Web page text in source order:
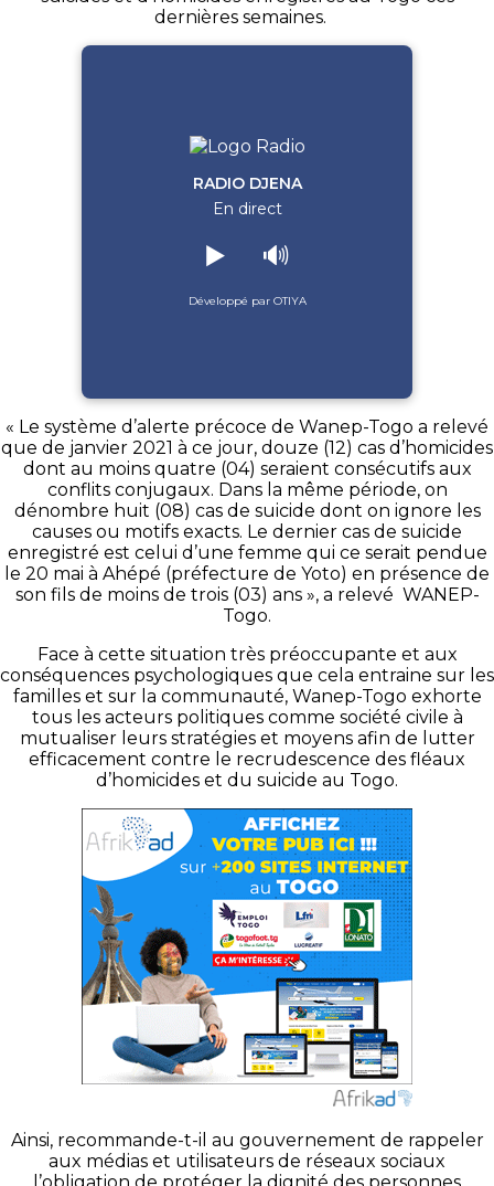
dernières semaines.
RADIO DJENA
En direct
▶️ 🔊
Développé par OTIYA
« Le système d’alerte précoce de Wanep-Togo a relevé
que de janvier 2021 à ce jour, douze (12) cas d’homicides
dont au moins quatre (04) seraient consécutifs aux
conflits conjugaux. Dans la même période, on
dénombre huit (08) cas de suicide dont on ignore les
causes ou motifs exacts. Le dernier cas de suicide
enregistré est celui d’une femme qui ce serait pendue
le 20 mai à Ahépé (préfecture de Yoto) en présence de
son fils de moins de trois (03) ans », a relevé WANEP-
Togo.
Face à cette situation très préoccupante et aux
conséquences psychologiques que cela entraine sur les
familles et sur la communauté, Wanep-Togo exhorte
tous les acteurs politiques comme société civile à
mutualiser leurs stratégies et moyens afin de lutter
efficacement contre le recrudescence des fléaux
d’homicides et du suicide au Togo.
Ainsi, recommande-t-il au gouvernement de rappeler
aux médias et utilisateurs de réseaux sociaux